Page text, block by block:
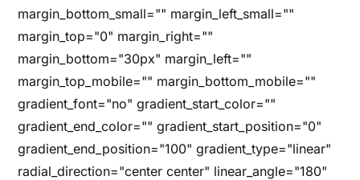
margin_bottom_small="" margin_left_small=""
margin_top="0" margin_right=""
margin_bottom="30px" margin_left=""
margin_top_mobile="" margin_bottom_mobile=""
gradient_font="no" gradient_start_color=""
gradient_end_color="" gradient_start_position="0"
gradient_end_position="100" gradient_type="linear"
radial_direction="center center" linear_angle="180"